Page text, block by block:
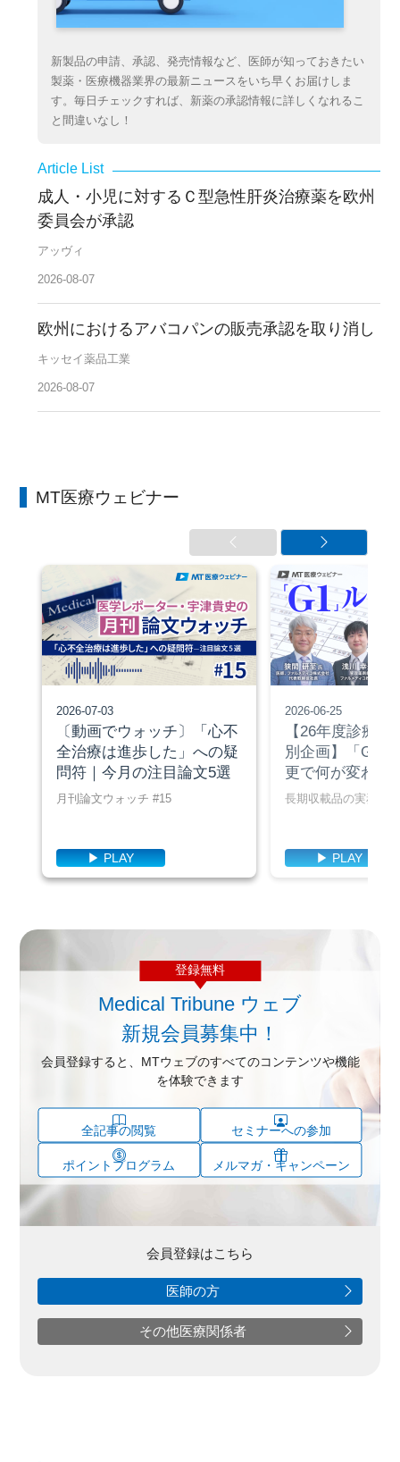
新製品の申請、承認、発売情報など、医師が知っておきたい
製薬・医療機器業界の最新ニュースをいち早くお届けしま
す。毎日チェックすれば、新薬の承認情報に詳しくなれるこ
と間違いなし！
成人・小児に対するＣ型急性肝炎治療薬を欧州
委員会が承認
アッヴィ
2026-08-07
欧州におけるアバコパンの販売承認を取り消し
キッセイ薬品工業
2026-08-07
MT医療ウェビナー
2026-07-03
〔動画でウォッチ〕「心不
全治療は進歩した」への疑
問符｜今月の注目論文5選
月刊論文ウォッチ #15
▶ PLAY
2026-06-25
【26年度診療報
別企画】「G1
更で何が変わる
長期収載品の実務対
▶ PLAY
登録無料
Medical Tribune ウェブ
新規会員募集中！
会員登録すると、MTウェブのすべてのコンテンツや機能
を体験できます
全記事の閲覧 セミナーへの参加
ポイントプログラム メルマガ・キャンペーン
会員登録はこちら
医師の方
その他医療関係者